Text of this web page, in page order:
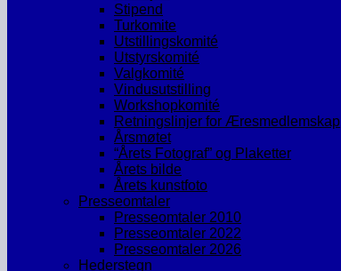
Stipend
Turkomite
Utstillingskomité
Utstyrskomité
Valgkomité
Vindusutstilling
Workshopkomité
Retningslinjer for Æresmedlemskap
Årsmøtet
“Årets Fotograf” og Plaketter
Årets bilde
Årets kunstfoto
Presseomtaler
Presseomtaler 2010
Presseomtaler 2022
Presseomtaler 2026
Hederstegn